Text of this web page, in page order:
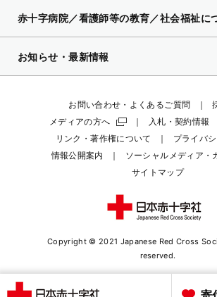
赤十字病院／看護師等の教育／社会福祉に
お知らせ・最新情報
お問い合わせ・よくあるご質問
メディアの方へ
入札・契約情報
リンク・著作権について
プライバ
情報公開案内
ソーシャルメディア・
サイトマップ
Copyright © 2021 Japanese Red Cross
reserved.